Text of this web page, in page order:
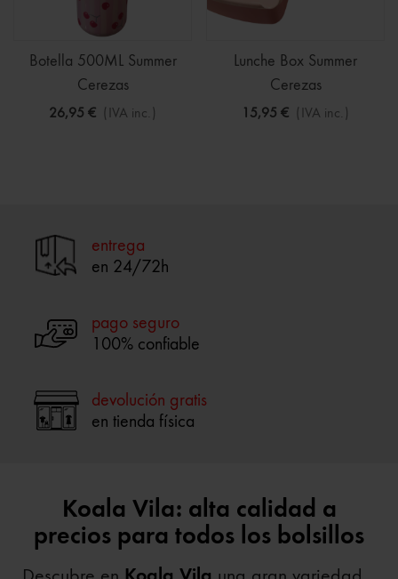
Botella 500ML Summer
Cerezas
26,95 € (IVA inc.)
Lunche Box Summer
Cerezas
15,95 € (IVA inc.)
entrega
en 24/72h
pago seguro
100% confiable
devolución gratis
en tienda física
Koala Vila: alta calidad a
precios para todos los bolsillos